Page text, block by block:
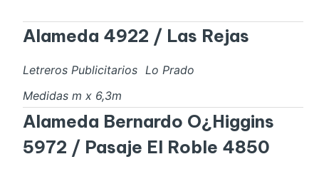
Alameda 4922 / Las Rejas
Letreros Publicitarios
Lo Prado
Medidas m x 6,3m
Alameda Bernardo O¿Higgins
5972 / Pasaje El Roble 4850